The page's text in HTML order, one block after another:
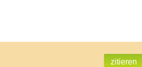
zitieren